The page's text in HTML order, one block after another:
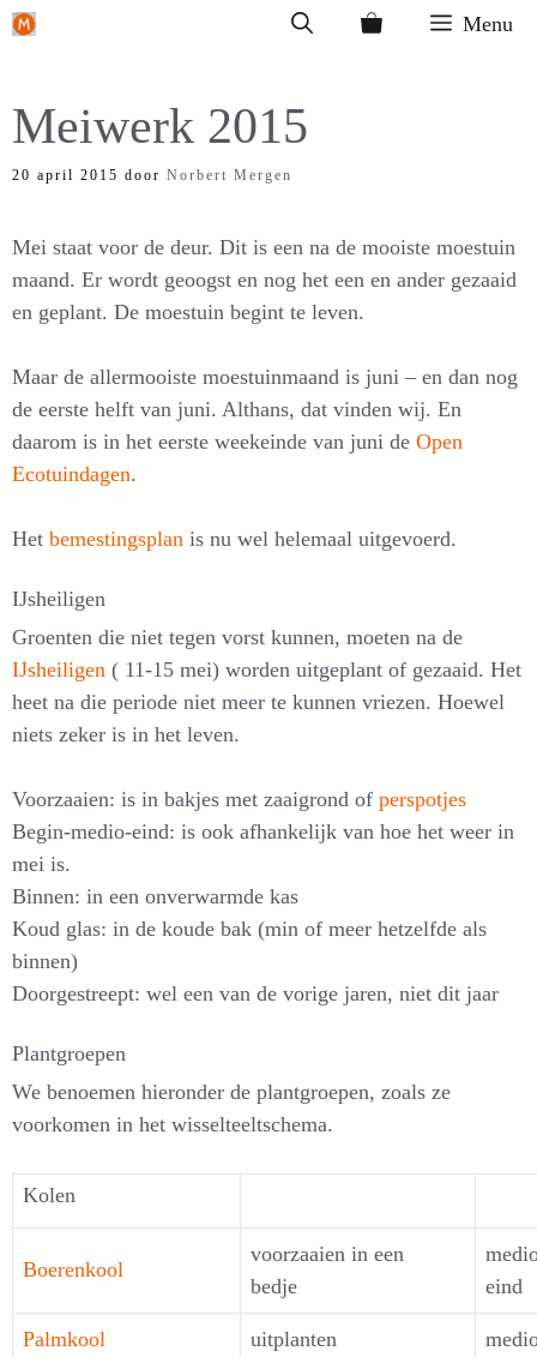
Ga
inhoud
Menu
Meiwerk 2015
20 april 2015 door Norbert Mergen
Mei staat voor de deur. Dit is een na de mooiste moestuin
maand. Er wordt geoogst en nog het een en ander gezaaid
en geplant. De moestuin begint te leven.
Maar de allermooiste moestuinmaand is juni – en dan nog
de eerste helft van juni. Althans, dat vinden wij. En
daarom is in het eerste weekeinde van juni de Open
Ecotuindagen.
Het bemestingsplan is nu wel helemaal uitgevoerd.
IJsheiligen
Groenten die niet tegen vorst kunnen, moeten na de
IJsheiligen ( 11-15 mei) worden uitgeplant of gezaaid. Het
heet na die periode niet meer te kunnen vriezen. Hoewel
niets zeker is in het leven.
Voorzaaien: is in bakjes met zaaigrond of perspotjes
Begin-medio-eind: is ook afhankelijk van hoe het weer in
mei is.
Binnen: in een onverwarmde kas
Koud glas: in de koude bak (min of meer hetzelfde als
binnen)
Doorgestreept: wel een van de vorige jaren, niet dit jaar
Plantgroepen
We benoemen hieronder de plantgroepen, zoals ze
voorkomen in het wisselteeltschema.
Kolen
Boerenkool
voorzaaien in een
bedje
eind
Palmkool uitplanten